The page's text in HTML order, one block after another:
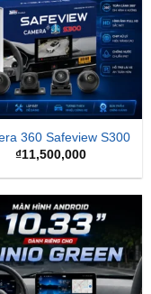
360 Safeview S300
₫11,500,000